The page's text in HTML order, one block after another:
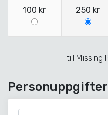
100 kr 250 kr
till Missing
Personuppgifter